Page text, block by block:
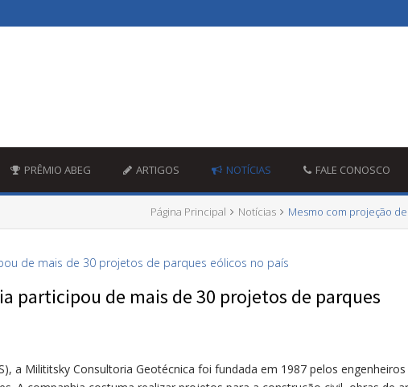
PRÊMIO ABEG ARTIGOS NOTÍCIAS FALE CONOSCO
Página Principal Notícias Mesmo com projeção
participou de mais de 30 projetos de parques
a Milititsky Consultoria Geotécnica foi fundada em 1987 pelos engenheiros